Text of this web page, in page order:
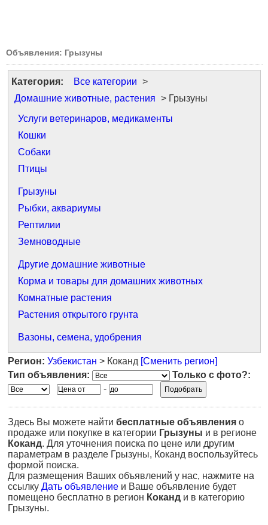
Объявления: Грызуны
Категория: Все категории >
Домашние животные, растения > Грызуны
Услуги ветеринаров, медикаменты
Кошки
Собаки
Птицы
Грызуны
Рыбки, аквариумы
Рептилии
Земноводные
Другие домашние животные
Корма и товары для домашних животных
Комнатные растения
Растения открытого грунта
Вазоны, семена, удобрения
Регион: Узбекистан > Коканд [Сменить регион]
Тип объявления:
Только с фото?:
-
Здесь Вы можете найти бесплатные объявления о
продаже или покупке в категории Грызуны и в регионе
Коканд. Для уточнения поиска по цене или другим
параметрам в разделе Грызуны, Коканд воспользуйтесь
формой поиска.
Для размещения Ваших объявлений у нас, нажмите на
ссылку Дать объявление и Ваше объявление будет
помещено бесплатно в регион Коканд и в категорию
Грызуны.